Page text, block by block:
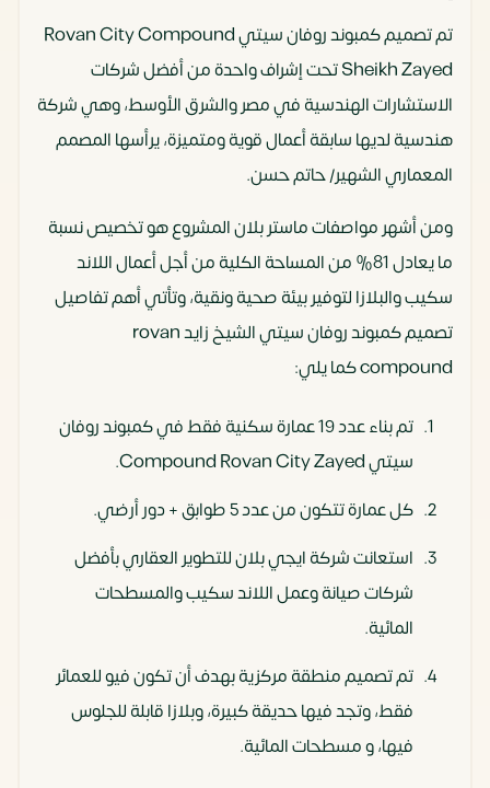
تم تصميم كمبوند روفان سيتي Rovan City Compound
Sheikh Zayed تحت إشراف واحدة من أفضل شركات
الاستشارات الهندسية في مصر والشرق الأوسط، وهي شركة
هندسية لديها سابقة أعمال قوية ومتميزة، يرأسها المصمم
المعماري الشهير/ حاتم حسن.
ومن أشهر مواصفات ماستر بلان المشروع هو تخصيص نسبة
ما يعادل 81% من المساحة الكلية من أجل أعمال اللاند
سكيب والبلازا لتوفير بيئة صحية ونقية، وتأتي أهم تفاصيل
تصميم كمبوند روفان سيتي الشيخ زايد rovan
compound كما يلي:
تم بناء عدد 19 عمارة سكنية فقط في كمبوند روفان
سيتي Compound Rovan City Zayed.
كل عمارة تتكون من عدد 5 طوابق + دور أرضي.
استعانت شركة ايجي بلان للتطوير العقاري بأفضل
شركات صيانة وعمل اللاند سكيب والمسطحات
المائية.
تم تصميم منطقة مركزية بهدف أن تكون فيو للعمائر
فقط، وتجد فيها حديقة كبيرة، وبلازا قابلة للجلوس
فيها، و مسطحات المائية.